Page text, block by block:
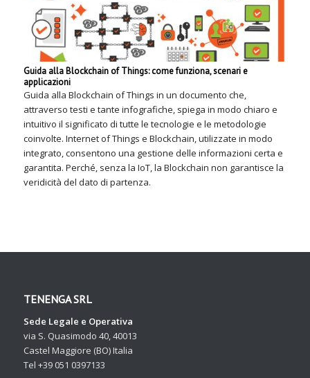
Guida alla Blockchain of Things: come funziona, scenari e
applicazioni
Guida alla Blockchain of Things in un documento che,
attraverso testi e tante infografiche, spiega in modo chiaro e
intuitivo il significato di tutte le tecnologie e le metodologie
coinvolte. Internet of Things e Blockchain, utilizzate in modo
integrato, consentono una gestione delle informazioni certa e
garantita. Perché, senza la IoT, la Blockchain non garantisce la
veridicità del dato di partenza.
TENENGA SRL
Sede Legale e Operativa
via S. Quasimodo 40, 40013
Castel Maggiore (BO) Italia
Tel +39 051 0397133